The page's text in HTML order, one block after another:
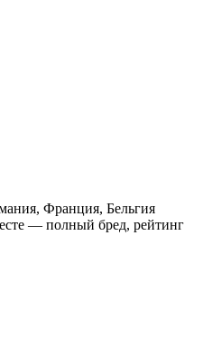
Франция, Бельгия
— полный бред, рейтинг